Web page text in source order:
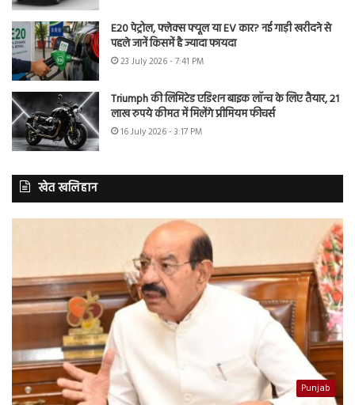
E20 पेट्रोल, फ्लेक्स फ्यूल या EV कार? नई गाड़ी खरीदने से
पहले जानें किसमें है ज्यादा फायदा
23 July 2026 - 7:41 PM
Triumph की लिमिटेड एडिशन बाइक लॉन्च के लिए तैयार, 21
लाख रुपये कीमत में मिलेंगे प्रीमियम फीचर्स
16 July 2026 - 3:17 PM
खेत खलिहान
Punjab